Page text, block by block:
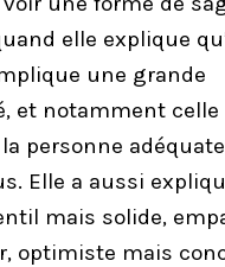
elle explique
une grande
et notamment celle
personne
Elle a aussi
mais solide,
optimiste mais